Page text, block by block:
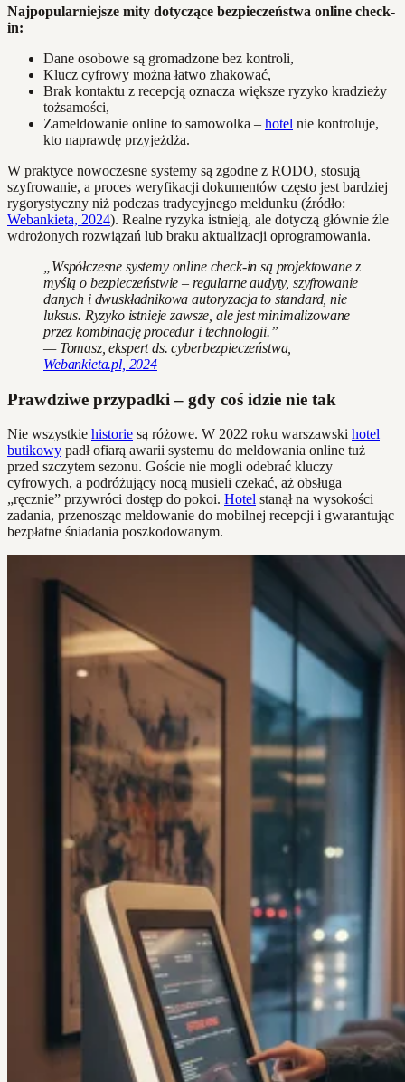
Najpopularniejsze mity dotyczące bezpieczeństwa online check-
in:
Dane osobowe są gromadzone bez kontroli,
Klucz cyfrowy można łatwo zhakować,
Brak kontaktu z recepcją oznacza większe ryzyko kradzieży
tożsamości,
Zameldowanie online to samowolka – hotel nie kontroluje,
kto naprawdę przyjeżdża.
W praktyce nowoczesne systemy są zgodne z RODO, stosują
szyfrowanie, a proces weryfikacji dokumentów często jest bardziej
rygorystyczny niż podczas tradycyjnego meldunku (źródło:
Webankieta, 2024). Realne ryzyka istnieją, ale dotyczą głównie źle
wdrożonych rozwiązań lub braku aktualizacji oprogramowania.
„Współczesne systemy online check-in są projektowane z
myślą o bezpieczeństwie – regularne audyty, szyfrowanie
danych i dwuskładnikowa autoryzacja to standard, nie
luksus. Ryzyko istnieje zawsze, ale jest minimalizowane
przez kombinację procedur i technologii.”
— Tomasz, ekspert ds. cyberbezpieczeństwa,
Webankieta.pl, 2024
Prawdziwe przypadki – gdy coś idzie nie tak
Nie wszystkie historie są różowe. W 2022 roku warszawski hotel
butikowy padł ofiarą awarii systemu do meldowania online tuż
przed szczytem sezonu. Goście nie mogli odebrać kluczy
cyfrowych, a podróżujący nocą musieli czekać, aż obsługa
„ręcznie” przywróci dostęp do pokoi. Hotel stanął na wysokości
zadania, przenosząc meldowanie do mobilnej recepcji i gwarantując
bezpłatne śniadania poszkodowanym.